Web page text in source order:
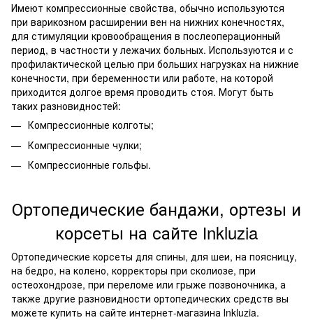
Имеют компрессионные свойства, обычно используются
при варикозном расширении вен на нижних конечностях,
для стимуляции кровообращения в послеоперационный
период, в частности у лежачих больных. Используются и с
профилактической целью при больших нагрузках на нижние
конечности, при беременности или работе, на которой
приходится долгое время проводить стоя. Могут быть
таких разновидностей:
Компрессионные колготы;
Компрессионные чулки;
Компрессионные гольфы.
Ортопедические бандажи, ортезы и
корсеты на сайте Іnkluzia
Ортопедические корсеты для спины, для шеи, на поясницу,
на бедро, на колено, корректоры при сколиозе, при
остеохондрозе, при переломе или грыже позвоночника, а
также другие разновидности ортопедических средств вы
можете купить на сайте интернет-магазина Іnkluzia.